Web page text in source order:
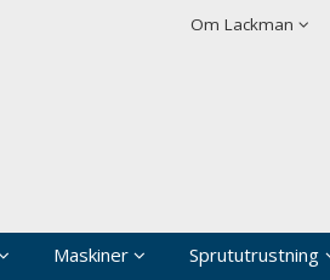
Om Lackman
Villkor
Maskiner Sprututrustning